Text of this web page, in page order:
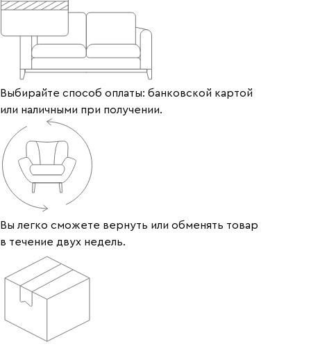
Выбирайте способ оплаты: банковской картой
или наличными при получении.
Вы легко сможете вернуть или обменять товар
в течение двух недель.